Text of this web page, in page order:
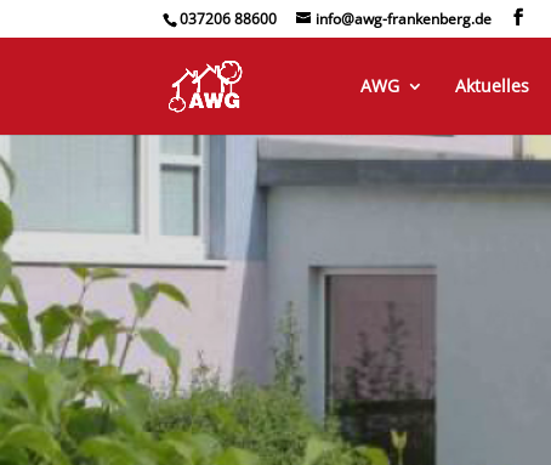
037206 88600 info@awg-frankenberg.de
AWG Aktuelles